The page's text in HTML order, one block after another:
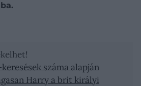
száma alapján
Harry a brit királyi